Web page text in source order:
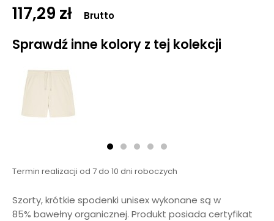
117,29 zł Brutto
Sprawdź inne kolory z tej kolekcji
Termin realizacji od 7 do 10 dni roboczych
Szorty, krótkie spodenki unisex wykonane są w
85% bawełny organicznej. Produkt posiada certyfikat